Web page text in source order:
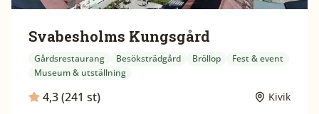
Svabesholms Kungsgård
Gårdsrestaurang Besöksträdgård Bröllop
Fest & event
Museum & utställning
4,3 (241 st) Kivik